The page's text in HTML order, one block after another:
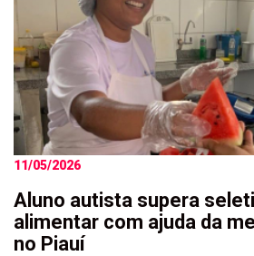
11/05/2026
Aluno autista supera
alimentar com ajuda da
no Piauí